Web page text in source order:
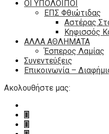
ΟΙ ΥΠΟΛΟΙΠΟΙ
ΕΠΣ Φθιώτιδας
Αστέρας
Κηφισσός
ΑΛΛΑ ΑΘΛΗΜΑΤΑ
Έσπερος Λαμίας
Συνεντεύξεις
Επικοινωνία –
Ακολουθήστε μας: